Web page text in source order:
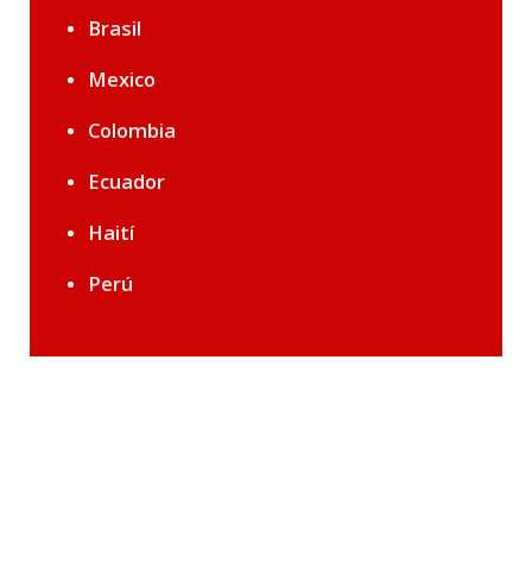
Brasil
Mexico
Colombia
Ecuador
Haití
Perú